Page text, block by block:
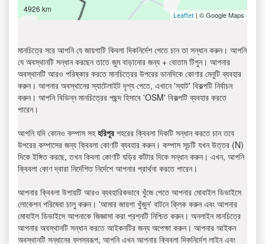
4926 km
Leaflet | © Google Maps
মানচিত্রে সরে আপনি যে জায়গাটি কিবলা দিকনির্দেশ পেতে চান তা সন্ধান করুন। আপনি
যে অবস্থানটি সন্ধান করছেন তাতে জুম বাড়ানোর জন্য + বোতাম টিপুন। আপনার
অবস্থানটি আরও পরিষ্কার করতে মানচিত্রের উপরের ডানদিকে কোণার মেনুটি ব্যবহার
করুন। আপনার অবস্থানের স্যাটেলাইট দৃশ্য পেতে, এখানে 'স্যাট' বিকল্পটি নির্বাচন
করুন। আপনি বিভিন্ন মানচিত্রের পছন্দ হিসাবে 'OSM' বিকল্পটি ব্যবহার করতে
পারেন।
আপনি যদি কোনও কম্পাস সহহরিপুর শহরের ক্বিবলা দিকটি সন্ধান করতে চান তবে
উপরের কম্পাসের জন্য ক্বিবলা কোণটি ব্যবহার করুন। কম্পাস সূচটি যখন উত্তর (N)
দিকে ইঙ্গিত করছে, তখন কিবলা কোণটি ঘড়ির কাঁটার দিকে সন্ধান করুন। এখন, আপনি
ক্বিবলা কোণ দ্বারা নির্দেশিত নির্দেশে আপনার প্রার্থনা করতে পারেন।
আপনার ক্বিবলা উপায়টি আরও ব্যবহারিকভাবে খুঁজে পেতে আপনার মোবাইল ডিভাইসে
লোকেশন পরিষেবা চালু করুন। 'আমার জায়গা খুঁজুন' বাটনে ক্লিক করুন এবং আপনার
মোবাইল ডিভাইসে আপনাকে জিজ্ঞাসা করা প্রশ্নটি নিশ্চিত করুন। অনলাইন মানচিত্রে
আপনার অবস্থানটি সন্ধান করতে আইকনটির জন্য অপেক্ষা করুন। আপনার আইকন
অবস্থানটি সন্ধানের ফলস্বরূপ, আপনি এখন আপনার ক্বিবলা দিকনির্দেশ লাইন এবং